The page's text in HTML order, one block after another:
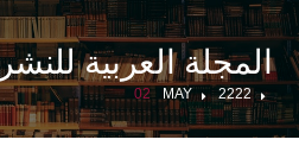
المجلة العربية
2222
MAY
02